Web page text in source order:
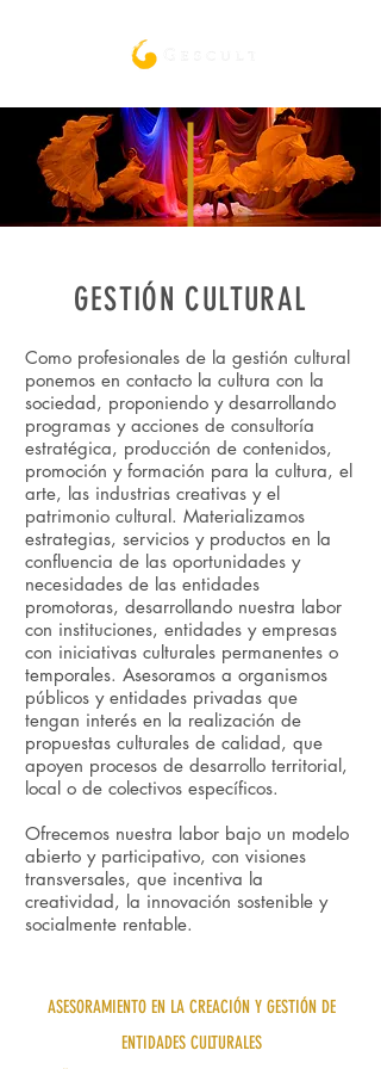
GESTIÓN CULTURAL
Como profesionales de la gestión cultural
ponemos en contacto la cultura con la
sociedad, proponiendo y desarrollando
programas y acciones de consultoría
estratégica, producción de contenidos,
promoción y formación para la cultura, el
arte, las industrias creativas y el
patrimonio cultural. Materializamos
estrategias, servicios y productos en la
confluencia de las oportunidades y
necesidades de las entidades
promotoras, desarrollando nuestra labor
con instituciones, entidades y empresas
con iniciativas culturales permanentes o
temporales. Asesoramos a organismos
públicos y entidades privadas que
tengan interés en la realización de
propuestas culturales de calidad, que
apoyen procesos de desarrollo territorial,
local o de colectivos específicos.
Ofrecemos nuestra labor bajo un modelo
abierto y participativo, con visiones
transversales, que incentiva la
creatividad, la innovación sostenible y
socialmente rentable.
ASESORAMIENTO EN LA CREACIÓN Y GESTIÓN DE
ENTIDADES CULTURALES